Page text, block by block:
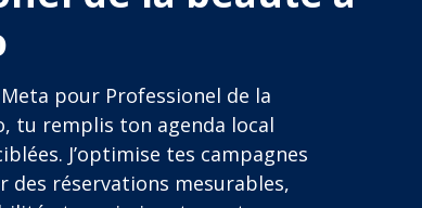
pour Professionel de la
tu remplis ton agenda local
J’optimise tes campagnes
des réservations mesurables,